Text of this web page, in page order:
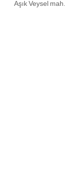
Aşık Veysel